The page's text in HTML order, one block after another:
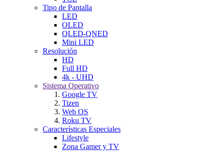
Tipo de Pantalla
LED
OLED
QLED-QNED
Mini LED
Resolución
HD
Full HD
4k - UHD
Sistema Operativo
Google TV
Tizen
Web OS
Roku TV
Características Especiales
Lifestyle
Zona Gamer y TV